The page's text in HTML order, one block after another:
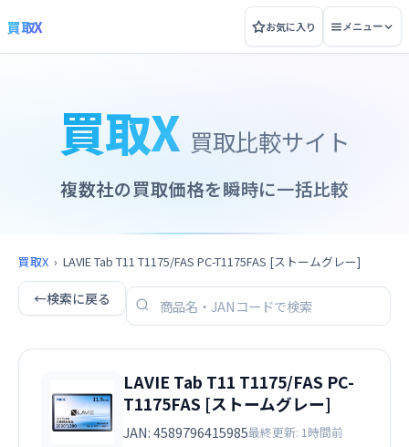
買取X お気に入り メニュー
買取X 買取比較サイト
複数社の買取価格を瞬時に一括比較
買取X › LAVIE Tab T11 T1175/FAS PC-T1175FAS [ストームグレー]
←検索に戻る
LAVIE Tab T11 T1175/FAS PC-
T1175FAS [ストームグレー]
JAN: 4589796415985最終更新: 1時間前